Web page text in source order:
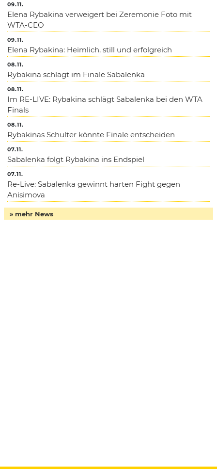
09.11.
Elena Rybakina verweigert bei Zeremonie Foto mit
WTA-CEO
09.11.
Elena Rybakina: Heimlich, still und erfolgreich
08.11.
Rybakina schlägt im Finale Sabalenka
08.11.
Im RE-LIVE: Rybakina schlägt Sabalenka bei den WTA
Finals
08.11.
Rybakinas Schulter könnte Finale entscheiden
07.11.
Sabalenka folgt Rybakina ins Endspiel
07.11.
Re-Live: Sabalenka gewinnt harten Fight gegen
Anisimova
» mehr News